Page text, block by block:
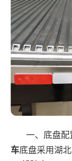
一、底盘配
车底盘采用湖